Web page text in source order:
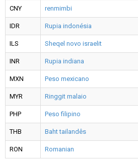
CNY renmimbi
IDR Rupia indonésia
ILS Sheqel novo israelit
INR Rupia indiana
MXN Peso mexicano
MYR Ringgit malaio
PHP Peso filipino
THB Baht tailandês
RON Romanian